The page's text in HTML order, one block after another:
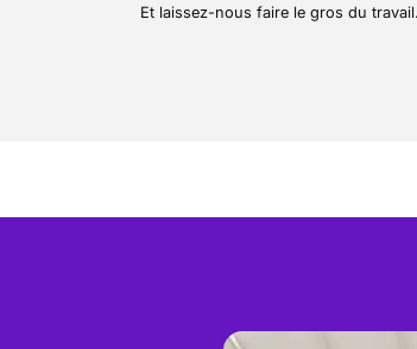
Et laissez-nous faire le gros du